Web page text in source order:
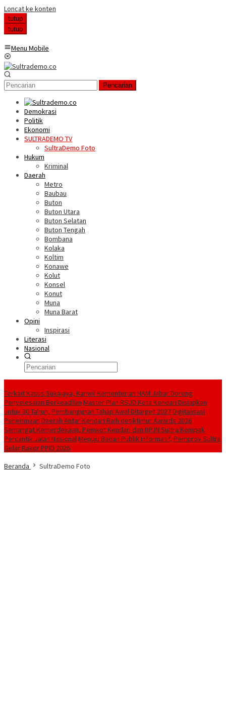
Loncat ke konten
tutup
tutup
Menu Mobile
Pencarian
Demokrasi
Politik
Ekonomi
SULTRADEMO TV
SultraDemo Foto
Hukum
Kriminal
Daerah
Metro
Baubau
Buton
Buton Utara
Buton Selatan
Buton Tengah
Bombana
Kolaka
Koltim
Konawe
Kolut
Konsel
Konut
Muna
Muna Barat
Opini
Inspirasi
Literasi
Nasional
‎Terkait Kasus Sukajaya, Kanwil Kementerian HAM Jabar ‎Dorong
Penyelesaian Berkeadilan Master Plan RSUD Kota Kendari Disiapkan
untuk 30 Tahun, Pembangunan Tahap Awal Ditarget 2027Digitalisasi
Penerimaan Daerah Antar Kendari Raih detiktimur Awards 2026
Semangat Kemerdekaan, Pemkot Kendari dan BPJN Sultra Kompak
Percantik Jalan NasionalMenuju Badan Publik Informatif, Pemprov Sultra
Gelar Rakor PPID 2026
Beranda
SultraDemo Foto